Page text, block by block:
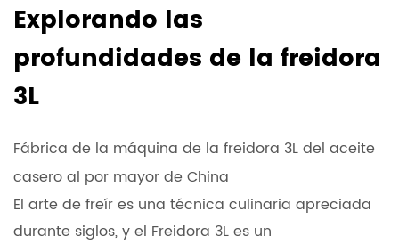
Explorando las
profundidades de la freidora
3L
Fábrica de la máquina de la freidora 3L del aceite
casero al por mayor de China
El arte de freír es una técnica culinaria apreciada
durante siglos, y el Freidora 3Les un